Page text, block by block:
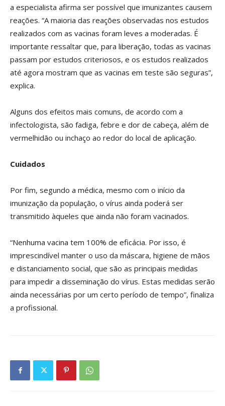
a especialista afirma ser possível que imunizantes causem
reações. “A maioria das reações observadas nos estudos
realizados com as vacinas foram leves a moderadas. É
importante ressaltar que, para liberação, todas as vacinas
passam por estudos criteriosos, e os estudos realizados
até agora mostram que as vacinas em teste são seguras”,
explica.
Alguns dos efeitos mais comuns, de acordo com a
infectologista, são fadiga, febre e dor de cabeça, além de
vermelhidão ou inchaço ao redor do local de aplicação.
Cuidados
Por fim, segundo a médica, mesmo com o início da
imunização da população, o vírus ainda poderá ser
transmitido àqueles que ainda não foram vacinados.
“Nenhuma vacina tem 100% de eficácia. Por isso, é
imprescindível manter o uso da máscara, higiene de mãos
e distanciamento social, que são as principais medidas
para impedir a disseminação do vírus. Estas medidas serão
ainda necessárias por um certo período de tempo”, finaliza
a profissional.